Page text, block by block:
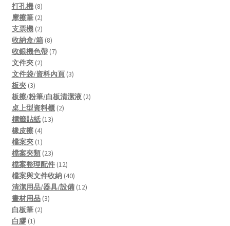
打孔機 88
products
摩擦筆 22
products
支票機 22
products
收納盒/箱 88
products
收銀機色帶 77
文件夾 22
products
文件袋/資料內頁 33
板夾 33
products
板擦/粉筆/白板清潔液 22
桌上型資料櫃 22
標籤貼紙 1313
橡皮擦 44
products
檔案夾 11
product
檔案夾類 2323
products
檔案整理配件 1212
products
檔案與文件收納 4040
products
清潔用品/器具/設備 1212
畫材用品 33
白板筆 22
白膠 11